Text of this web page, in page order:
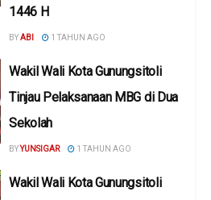
1446 H
BYABI 1 TAHUN AGO
Wakil Wali Kota Gunungsitoli
Tinjau Pelaksanaan MBG di Dua
Sekolah
BYYUNSIGAR 1 TAHUN AGO
Wakil Wali Kota Gunungsitoli